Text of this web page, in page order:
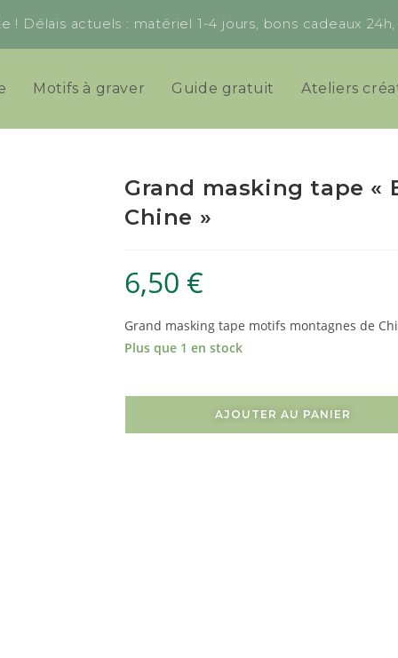
Délais actuels : matériel 1-4 jours, bons cadeaux
Motifs à graver Guide gratuit Ateliers
Grand masking tape «
Chine »
6,50 €
Grand masking tape motifs montagnes de
Plus que 1 en stock
AJOUTER AU PANIER